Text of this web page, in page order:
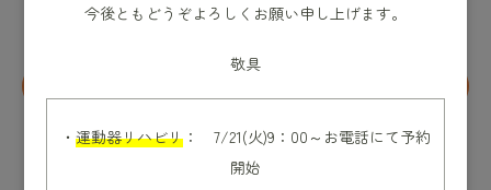
今後ともどうぞよろしくお願い申し上げます。
敬具
・ 運動器リハビリ ： 7/21(火)9：00～お電話にて予約
開始